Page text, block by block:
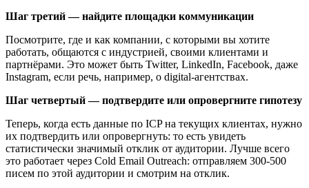
Шаг третий — найдите площадки коммуникации
Посмотрите, где и как компании, с которыми вы хотите
работать, общаются с индустрией, своими клиентами и
партнёрами. Это может быть Twitter, LinkedIn, Facebook, даже
Instagram, если речь, например, о digital-агентствах.
Шаг четвертый — подтвердите или опровергните гипотезу
Теперь, когда есть данные по ICP на текущих клиентах, нужно
их подтвердить или опровергнуть: то есть увидеть
статистически значимый отклик от аудитории. Лучше всего
это работает через Cold Email Outreach: отправляем 300-500
писем по этой аудитории и смотрим на отклик.